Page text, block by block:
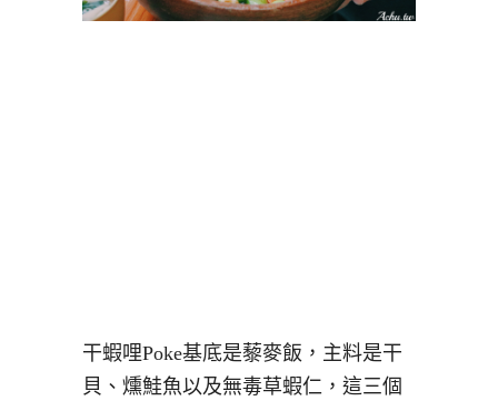
干蝦哩Poke基底是藜麥飯，主料是干
貝、燻鮭魚以及無毒草蝦仁，這三個